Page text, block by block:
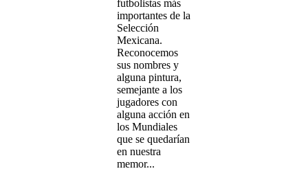
futbolistas más
importantes de la
Selección
Mexicana.
Reconocemos
sus nombres y
alguna pintura,
semejante a los
jugadores con
alguna acción en
los Mundiales
que se quedarían
en nuestra
memor...